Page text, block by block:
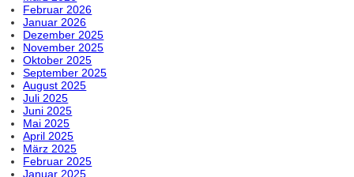
Februar 2026
Januar 2026
Dezember 2025
November 2025
Oktober 2025
September 2025
August 2025
Juli 2025
Juni 2025
Mai 2025
April 2025
März 2025
Februar 2025
Januar 2025